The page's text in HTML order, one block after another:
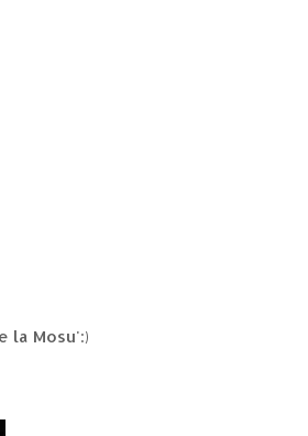
la Mosu':)